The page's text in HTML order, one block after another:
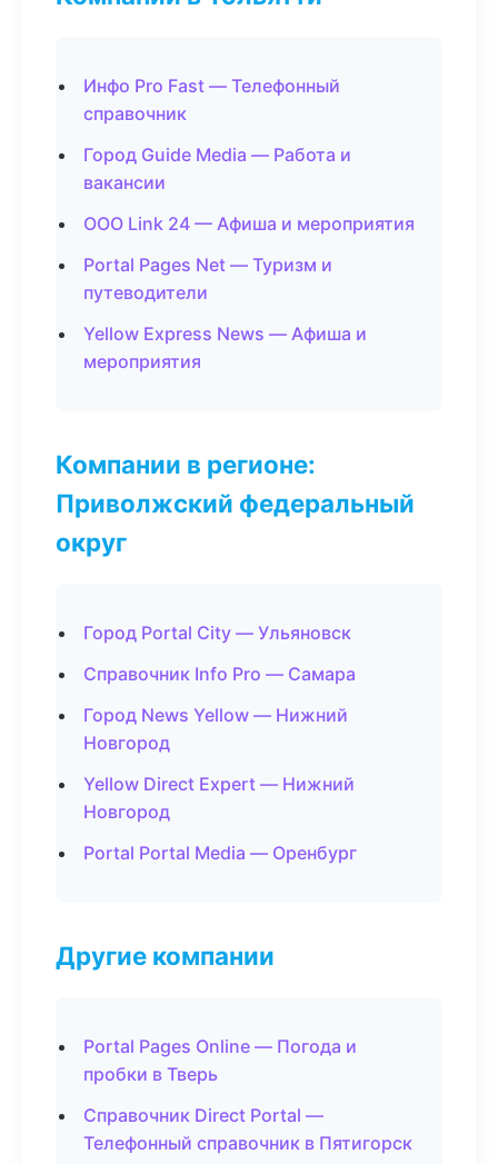
Инфо Pro Fast — Телефонный
справочник
Город Guide Media — Работа и
вакансии
ООО Link 24 — Афиша и мероприятия
Portal Pages Net — Туризм и
путеводители
Yellow Express News — Афиша и
мероприятия
Компании в регионе:
Приволжский федеральный
округ
Город Portal City — Ульяновск
Справочник Info Pro — Самара
Город News Yellow — Нижний
Новгород
Yellow Direct Expert — Нижний
Новгород
Portal Portal Media — Оренбург
Другие компании
Portal Pages Online — Погода и
пробки в Тверь
Справочник Direct Portal —
Телефонный справочник в Пятигорск